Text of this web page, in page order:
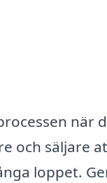
när
och säljare
loppet.